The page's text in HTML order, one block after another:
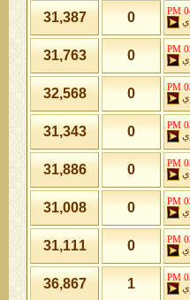
0
31,387
0
31,763
0
32,568
0
31,343
0
31,886
0
31,008
0
31,111
1
36,867